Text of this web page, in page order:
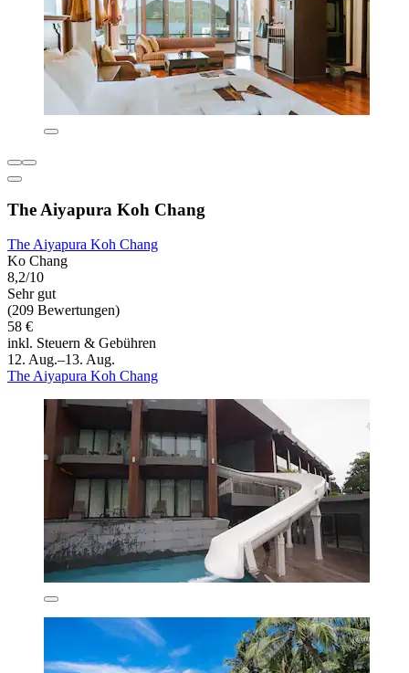
The Aiyapura Koh Chang
The Aiyapura Koh Chang
Ko Chang
8,2/10
Sehr gut
(209 Bewertungen)
58 €
inkl. Steuern & Gebühren
12. Aug.–13. Aug.
The Aiyapura Koh Chang